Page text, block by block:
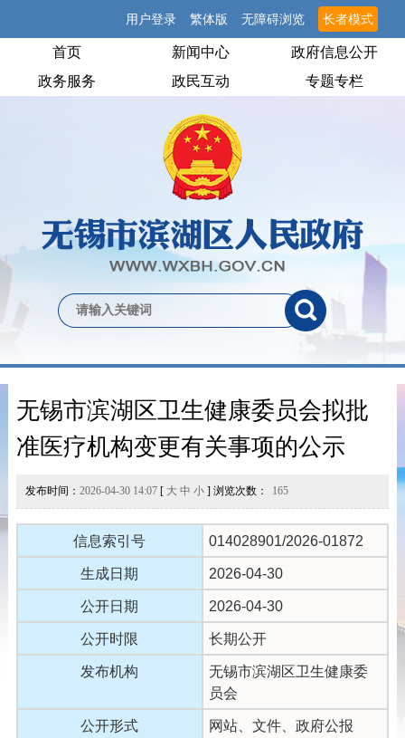
用户登录 繁体版 无障碍浏览 长者模式
首页 新闻中心
政府信息公开
政务服务
政民互动 专题专栏
无锡市滨湖区卫生健康委员会拟批
准医疗机构变更有关事项的公示
发布时间： 2026-04-30 14:07[ 大 中 小] 浏览次数： 165
信息索引号 014028901/2026-01872
生成日期 2026-04-30
公开日期 2026-04-30
公开时限 长期公开
发布机构
无锡市滨湖区卫生健康委
员会
公开形式 网站、文件、政府公报